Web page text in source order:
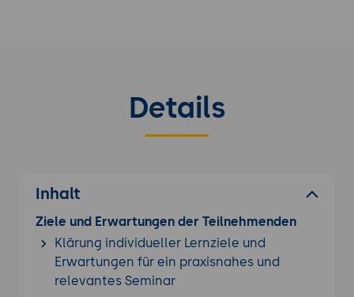
Entscheidungsprozesse einbezogen werden,
entsteht eine Kultur des Vertrauens, der
Offenheit und des gegenseitigen Respekts.
Engagement führen, was wiederum die
Bindung von talentierten Mitarbeitern
unterstützt und das Unternehmen attraktiver
für neue Talente macht.
Details
Inhalt
Ziele und Erwartungen der Teilnehmenden
Klärung individueller Lernziele und
Erwartungen für ein praxisnahes und
relevantes Seminar